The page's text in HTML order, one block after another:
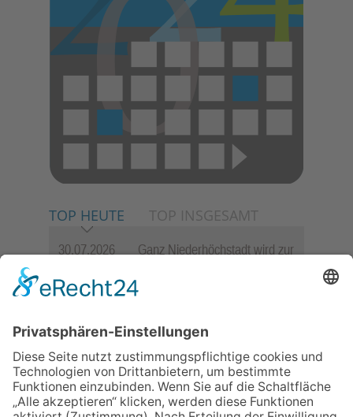
TOP HEUTE TOP INSGESAMT
30.07.2026
Ganz Niederhöchstadt wird zur
06.08.2026
Jugendchor Hochtaunus
Programm „Changes“
Sommerabend: Der Rettershof
lädt wieder zum Weinfest ein
06.08.2026
Hisamoto und Tölke begeistern